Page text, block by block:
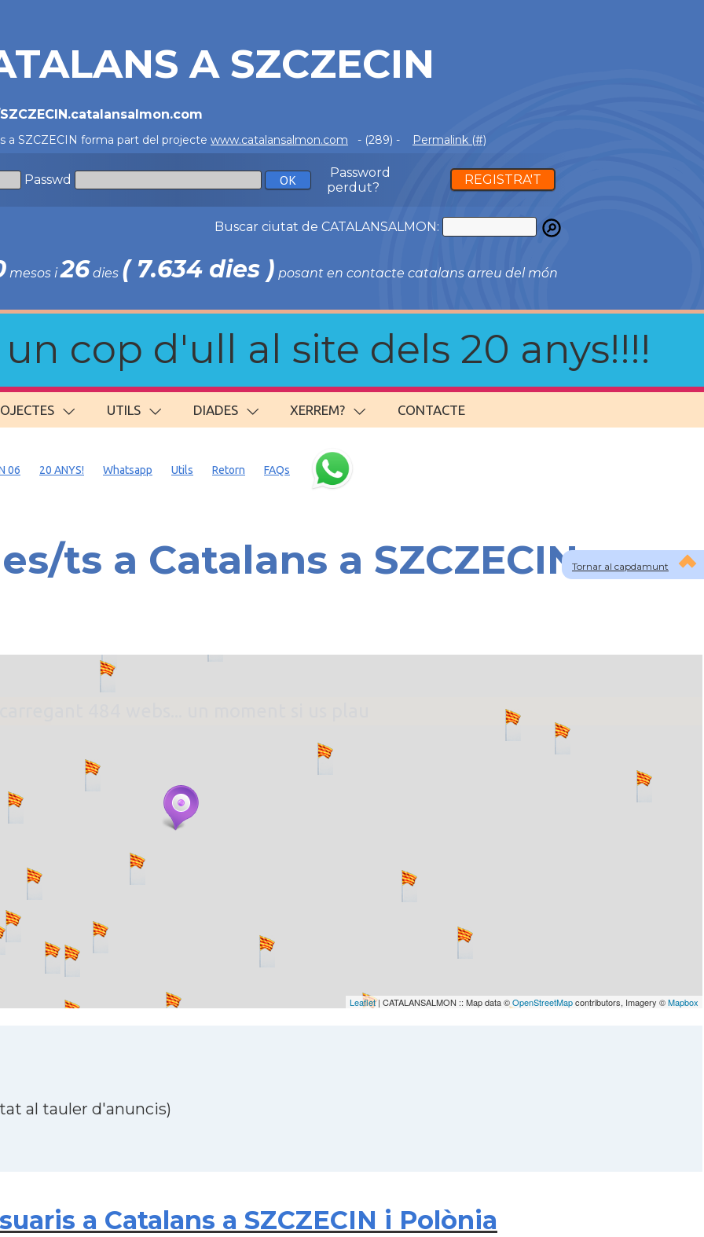
A SZCZECIN
a SZCZECIN forma part del projecte www.catalansalmon.com - (289) - Permalink (#)
Passwd
Password
perdut?
REGISTRA'T
Buscar ciutat de CATALANSALMON:
mesos i26dies ( 7.634 dies ) posant en contacte catalans arreu del món
cop d'ull al site dels 20 anys!!!!
UTILS DIADES XERREM? CONTACTE
Tornar al capdamunt
06 20 ANYS! Whatsapp Utils Retorn FAQs
ts a Catalans a SZCZECIN
Leaflet| CATALANSALMON :: Map data ©OpenStreetMapcontributors, Imagery ©Mapbox
al tauler d'anuncis)
a Catalans a SZCZECIN i Polònia